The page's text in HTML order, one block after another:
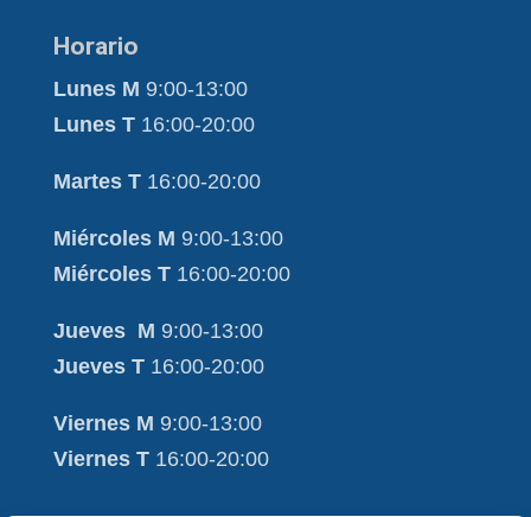
Horario
Lunes M 9:00-13:00
Lunes T 16:00-20:00
Martes T 16:00-20:00
Miércoles M 9:00-13:00
Miércoles T16:00-20:00
Jueves M 9:00-13:00
Jueves T16:00-20:00
Viernes M 9:00-13:00
Viernes T16:00-20:00